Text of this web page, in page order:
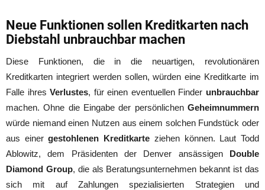
Neue Funktionen sollen Kreditkarten nach
Diebstahl unbrauchbar machen
Diese Funktionen, die in die neuartigen, revolutionären
Kreditkarten integriert werden sollen, würden eine Kreditkarte im
Falle ihresVerlustes, für einen eventuellen Finder unbrauchbar
machen. Ohne die Eingabe der persönlichen Geheimnummern
würde niemand einen Nutzen aus einem solchen Fundstück oder
aus einergestohlenen Kreditkarte ziehen können. Laut Todd
Ablowitz, dem Präsidenten der Denver ansässigen Double
Diamond Group, die als Beratungsunternehmen bekannt ist das
sich mit auf Zahlungen spezialisierten Strategien und